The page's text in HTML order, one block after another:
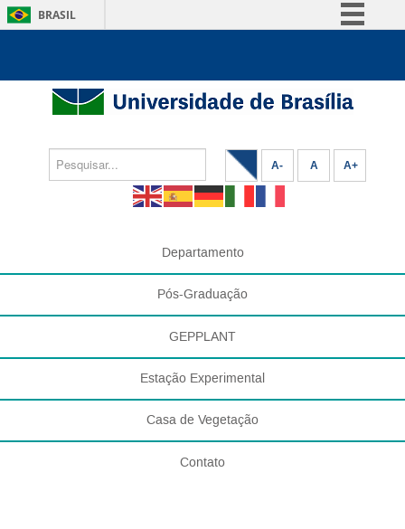
BRASIL
Participe
Legislação
Canais
A- A A+
Departamento
Pós-Graduação
GEPPLANT
Estação Experimental
Casa de Vegetação
Contato